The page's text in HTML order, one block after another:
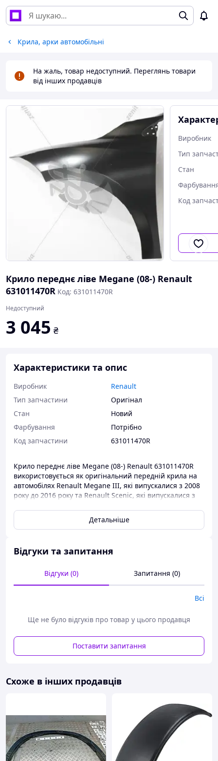
Крила, арки автомобільні
На жаль, товар недоступний. Переглянь товари
від інших продавців
Виробник
Тип
Стан
Код
Крило переднє ліве Megane (08-) Renault
631011470R Код: 631011470R
Недоступний
3 045 ₴
Характеристики та опис
Виробник
Renault
Тип запчастини
Оригінал
Стан
Новий
Фарбування
Потрібно
Код запчастини
631011470R
Крило переднє ліве Megane (08-) Renault 631011470R
використовується як оригінальний передній крила на
автомобілях Renault Megane III, які випускалися з 2008
року до 2016 року та Renault Scenic, які випускалися з
Кузові запчастини Renault мають дуже високі
показники якості, включно з високою якістю металу, а
Шанувані клієнти, якщо ви не знаєте оригінального
просимо вас, скидати vin код автомобіля й ми зможете
точно підібрати для вас необхідну запчастину.
Детальніше
Відгуки та запитання
Відгуки (0) Запитання (0)
Всі
Ще не було відгуків про товар у цього продавця
Поставити запитання
Схоже в інших продавців